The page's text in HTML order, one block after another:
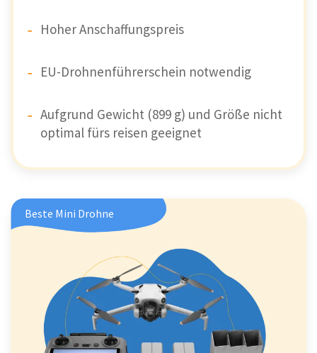
Hoher Anschaffungspreis
EU-Drohnenführerschein notwendig
Aufgrund Gewicht (899 g) und Größe nicht
optimal fürs reisen geeignet
Beste Mini Drohne